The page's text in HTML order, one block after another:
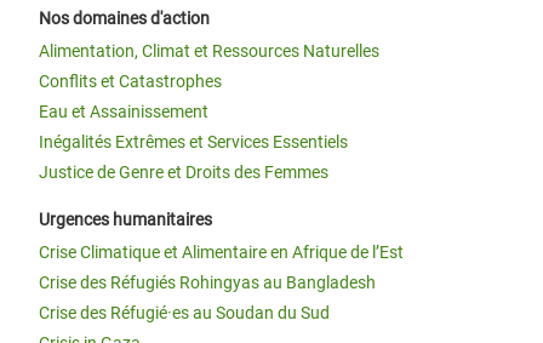
Nos domaines d'action
Alimentation, Climat et Ressources Naturelles
Conflits et Catastrophes
Eau et Assainissement
Inégalités Extrêmes et Services Essentiels
Justice de Genre et Droits des Femmes
Urgences humanitaires
Crise Climatique et Alimentaire en Afrique de l’Est
Crise des Réfugiés Rohingyas au Bangladesh
Crise des Réfugié·es au Soudan du Sud